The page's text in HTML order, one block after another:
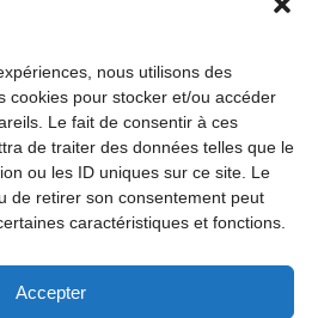
nous utilisons des
cookies pour stocker et/ou accéder
Le fait de consentir à ces
de traiter des données telles que le
ou les ID uniques sur ce site. Le
de retirer son consentement peut
caractéristiques et fonctions.
Accepter
75012 Paris